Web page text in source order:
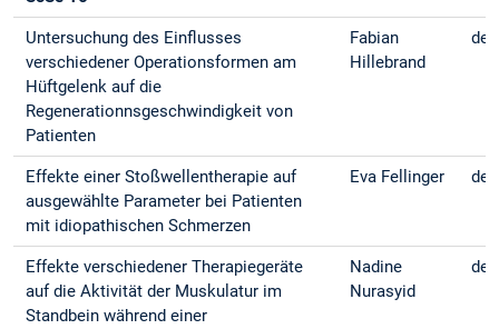
Untersuchung des Einflusses
verschiedener Operationsformen am
Hüftgelenk auf die
Regenerationnsgeschwindigkeit von
Patienten
Fabian
Hillebrand
Effekte einer Stoßwellentherapie auf
ausgewählte Parameter bei Patienten
mit idiopathischen Schmerzen
Eva Fellinger
Effekte verschiedener Therapiegeräte
auf die Aktivität der Muskulatur im
Standbein während einer
Nadine
Nurasyid